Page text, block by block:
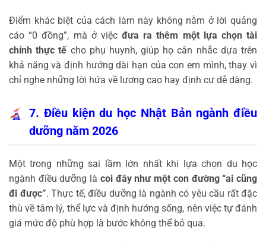
Điểm khác biệt của cách làm này không nằm ở lời quảng
cáo “0 đồng”, mà ở việc đưa ra thêm một lựa chọn tài
chính thực tếcho phụ huynh, giúp họ cân nhắc dựa trên
khả năng và định hướng dài hạn của con em mình, thay vì
chỉ nghe những lời hứa về lương cao hay định cư dễ dàng.
7. Điều kiện du học Nhật Bản ngành điều
dưỡng năm 2026
Một trong những sai lầm lớn nhất khi lựa chọn du học
ngành điều dưỡng là coi đây như một con đường “ai cũng
đi được”. Thực tế, điều dưỡng là ngành có yêu cầu rất đặc
thù về tâm lý, thể lực và định hướng sống, nên việc tự đánh
giá mức độ phù hợp là bước không thể bỏ qua.